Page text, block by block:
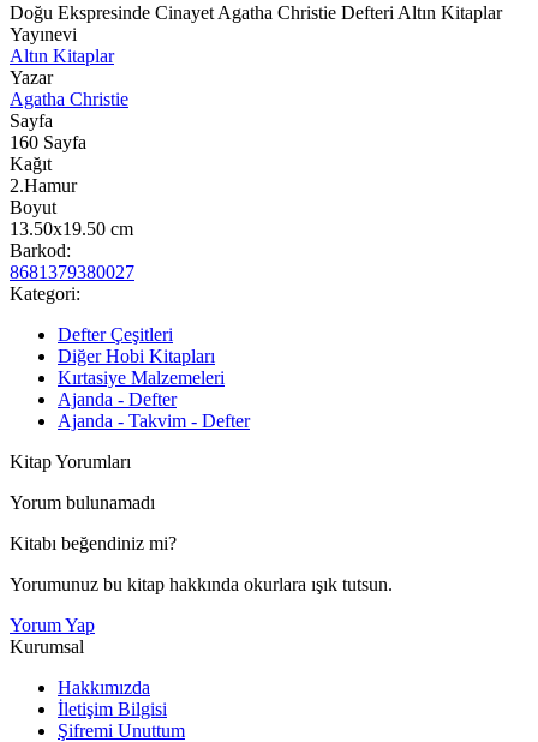
Doğu Ekspresinde Cinayet Agatha Christie Defteri Altın Kitaplar
Yayınevi
Altın Kitaplar
Yazar
Agatha Christie
Sayfa
160 Sayfa
Kağıt
2.Hamur
Boyut
13.50x19.50 cm
Barkod:
8681379380027
Kategori:
Defter Çeşitleri
Diğer Hobi Kitapları
Kırtasiye Malzemeleri
Ajanda - Defter
Ajanda - Takvim - Defter
Kitap Yorumları
Yorum bulunamadı
Kitabı beğendiniz mi?
Yorumunuz bu kitap hakkında okurlara ışık tutsun.
Yorum Yap
Kurumsal
Hakkımızda
İletişim Bilgisi
Şifremi Unuttum